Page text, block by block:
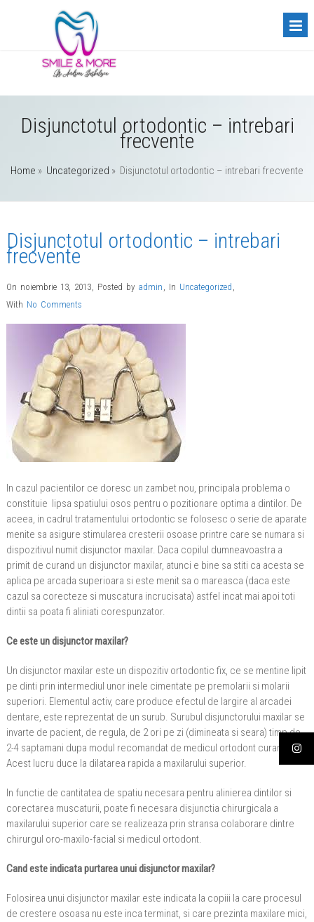
Disjunctotul ortodontic – intrebari
frecvente
Home » Uncategorized » Disjunctotul ortodontic – intrebari frecvente
Disjunctotul ortodontic – intrebari
frecvente
On noiembrie 13, 2013, Posted by admin , In Uncategorized ,
With No Comments
In cazul pacientilor ce doresc un zambet nou, principala problema o
constituie lipsa spatiului osos pentru o pozitionare optima a dintilor. De
aceea, in cadrul tratamentului ortodontic se folosesc o serie de aparate
menite sa asigure stimularea cresterii osoase printre care se numara si
dispozitivul numit disjunctor maxilar. Daca copilul dumneavoastra a
primit de curand un disjunctor maxilar, atunci e bine sa stiti ca acesta se
aplica pe arcada superioara si este menit sa o mareasca (daca este
cazul sa corecteze si muscatura incrucisata) astfel incat mai apoi toti
dintii sa poata fi aliniati corespunzator.
Ce este un disjunctor maxilar?
Un disjunctor maxilar este un dispozitiv ortodontic fix, ce se mentine lipit
pe dinti prin intermediul unor inele cimentate pe premolarii si molarii
superiori. Elementul activ, care produce efectul de largire al arcadei
dentare, este reprezentat de un surub. Surubul disjunctorului maxilar se
invarte de pacient, de regula, de 2 ori pe zi (dimineata si seara) timp de
2-4 saptamani dupa modul recomandat de medicul ortodont curant.
Acest lucru duce la dilatarea rapida a maxilarului superior.
In functie de cantitatea de spatiu necesara pentru alinierea dintilor si
corectarea muscaturii, poate fi necesara disjunctia chirurgicala a
maxilarului superior care se realizeaza prin stransa colaborare dintre
chirurgul oro-maxilo-facial si medicul ortodont.
Cand este indicata purtarea unui disjunctor maxilar?
Folosirea unui disjunctor maxilar este indicata la copiii la care procesul
de crestere osoasa nu este inca terminat, si care prezinta maxilare mici,